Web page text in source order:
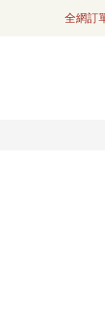
全網訂
\